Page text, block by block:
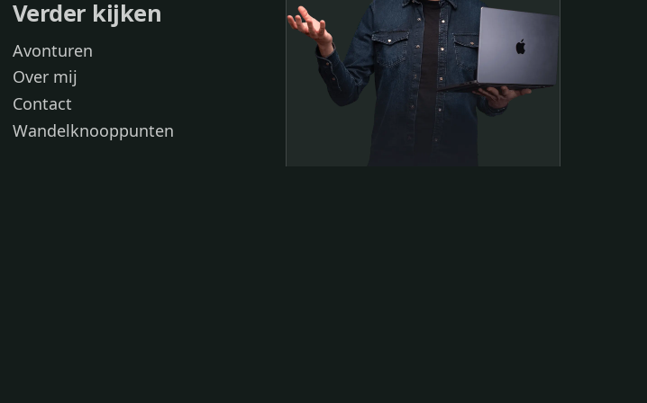
Verder kijken
Avonturen
Over mij
Contact
Wandelknooppunten